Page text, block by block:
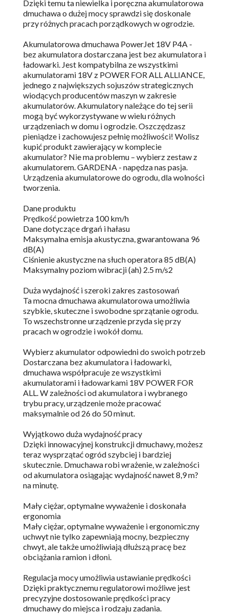
Dzięki temu ta niewielka i poręczna akumulatorowa
dmuchawa o dużej mocy sprawdzi się doskonale
przy różnych pracach porządkowych w ogrodzie.
Akumulatorowa dmuchawa PowerJet 18V P4A -
bez akumulatora dostarczana jest bez akumulatora i
ładowarki. Jest kompatybilna ze wszystkimi
akumulatorami 18V z POWER FOR ALL ALLIANCE,
jednego z największych sojuszów strategicznych
wiodących producentów maszyn w zakresie
akumulatorów. Akumulatory należące do tej serii
mogą być wykorzystywane w wielu różnych
urządzeniach w domu i ogrodzie. Oszczędzasz
pieniądze i zachowujesz pełnię możliwości! Wolisz
kupić produkt zawierający w komplecie
akumulator? Nie ma problemu – wybierz zestaw z
akumulatorem. GARDENA - napędza nas pasja.
Urządzenia akumulatorowe do ogrodu, dla wolności
tworzenia.
Dane produktu
Prędkość powietrza 100 km/h
Dane dotyczące drgań i hałasu
Maksymalna emisja akustyczna, gwarantowana 96
dB(A)
Ciśnienie akustyczne na słuch operatora 85 dB(A)
Maksymalny poziom wibracji (ah) 2.5 m/s2
Duża wydajność i szeroki zakres zastosowań
Ta mocna dmuchawa akumulatorowa umożliwia
szybkie, skuteczne i swobodne sprzątanie ogrodu.
To wszechstronne urządzenie przyda się przy
pracach w ogrodzie i wokół domu.
Wybierz akumulator odpowiedni do swoich potrzeb
Dostarczana bez akumulatora i ładowarki,
dmuchawa współpracuje ze wszystkimi
akumulatorami i ładowarkami 18V POWER FOR
ALL. W zależności od akumulatora i wybranego
trybu pracy, urządzenie może pracować
maksymalnie od 26 do 50 minut.
Wyjątkowo duża wydajność pracy
Dzięki innowacyjnej konstrukcji dmuchawy, możesz
teraz wysprzątać ogród szybciej i bardziej
skutecznie. Dmuchawa robi wrażenie, w zależności
od akumulatora osiągając wydajność nawet 8,9 m?
na minutę.
Mały ciężar, optymalne wyważenie i doskonała
ergonomia
Mały ciężar, optymalne wyważenie i ergonomiczny
uchwyt nie tylko zapewniają mocny, bezpieczny
chwyt, ale także umożliwiają dłuższą pracę bez
obciążania ramion i dłoni.
Regulacja mocy umożliwia ustawianie prędkości
Dzięki praktycznemu regulatorowi możliwe jest
precyzyjne dostosowanie prędkości pracy
dmuchawy do miejsca i rodzaju zadania.